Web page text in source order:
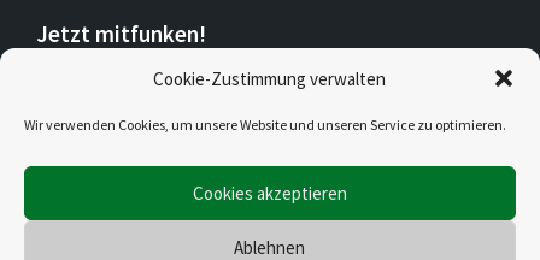
Cookie-Zustimmung verwalten
Wir verwenden Cookies, um unsere Website und unseren Service zu optimieren.
Cookies akzeptieren
Ablehnen
Jetzt mitfunken!
Laufenden mit Stadt.Land.Funk!
Jetzt laden für iOS & Android